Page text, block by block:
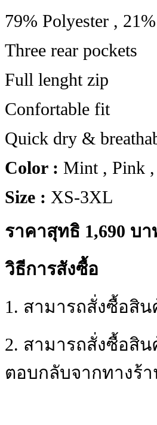
79% Polyester ,
Three rear pockets
Full lenght zip
Confortable fit
Quick dry &
Color : Mint , Pink
Size : XS-3XL
ราคาสุทธิ 1,690 บา
วิธีการสังซื้อ
1. สามารถสั่งซื้อสิน
2. สามารถสั่งซื้อสิน
ตอบกลับจากทางร้า